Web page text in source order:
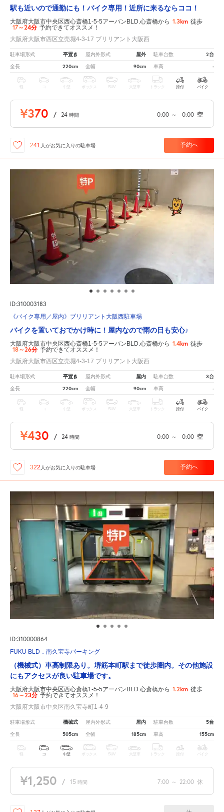
駅も近いので通勤にも！バイク専用！近所に来るならココ！
大阪府大阪市中央区西心斎橋1-5-5アーバンBLD.心斎橋から 1.3km 徒歩
17～24分 予約できてオススメ！
大阪府大阪市西区立売堀4-3-17 ブリリアント大阪西
駐車場形式 平置き 屋内外形式 屋外 駐車台数 2台
全長 220cm 全幅 90cm 車高 -
軽 中型 ボックス SUV 大型車 トラック 原付 バイク
¥370 / 24 時間 0:00 ～ 0:00 空
241 人がお気に入りの駐車場 予約へ
ID:310003183
《バイク専用／屋内》ブリリアント大阪西駐車場
バイクを置いておでかけ時に！屋内なので雨の日も安心♪
大阪府大阪市中央区西心斎橋1-5-5アーバンBLD.心斎橋から 1.4km 徒歩
18～26分 予約できてオススメ！
大阪府大阪市西区立売堀4-3-17 ブリリアント大阪西
駐車場形式 平置き 屋内外形式 屋内 駐車台数 3台
全長 220cm 全幅 90cm 車高 -
軽 中型 ボックス SUV 大型車 トラック 原付 バイク
¥430 / 24 時間 0:00 ～ 0:00 空
322 人がお気に入りの駐車場 予約へ
ID:310000864
FUKU BLD．南久宝寺パーキング
（機械式）車高制限あり。堺筋本町駅まで徒歩圏内。その他施設
にもアクセスが良い駐車場です。
大阪府大阪市中央区西心斎橋1-5-5アーバンBLD.心斎橋から 1.2km 徒歩
16～23分 予約できてオススメ！
大阪府大阪市中央区南久宝寺町1-4-9
駐車場形式 機械式 屋内外形式 屋内 駐車台数 5台
全長 505cm 全幅 185cm 車高 155cm
軽 コ 中型 ボックス SUV 大型車 トラック 原付 バイク
¥1,250 / 15 時間 7:00 ～ 22:00 休